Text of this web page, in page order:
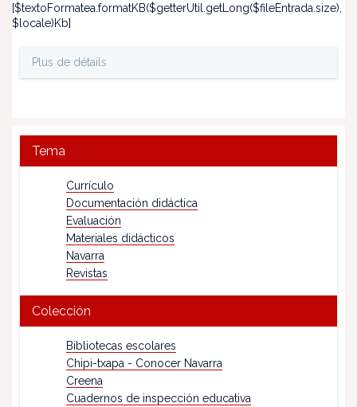
[$textoFormatea.formatKB($getterUtil.getLong($fileEntrada.size),
$locale)Kb]
Plus de détails
Tema
Currículo
Documentación didáctica
Evaluación
Materiales didácticos
Navarra
Revistas
Colección
Bibliotecas escolares
Chipi-txapa - Conocer Navarra
Creena
Cuadernos de inspección educativa